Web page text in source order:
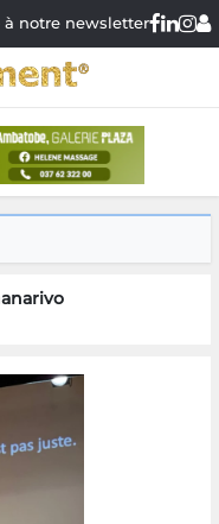
à notre newsletter